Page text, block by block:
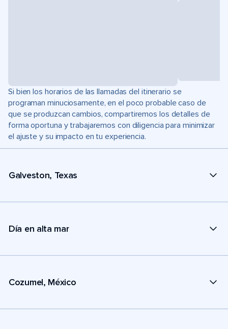
Si bien los horarios de las llamadas del itinerario se
programan minuciosamente, en el poco probable caso de
que se produzcan cambios, compartiremos los detalles de
forma oportuna y trabajaremos con diligencia para minimizar
el ajuste y su impacto en tu experiencia.
Galveston, Texas
Día en alta mar
Cozumel, México